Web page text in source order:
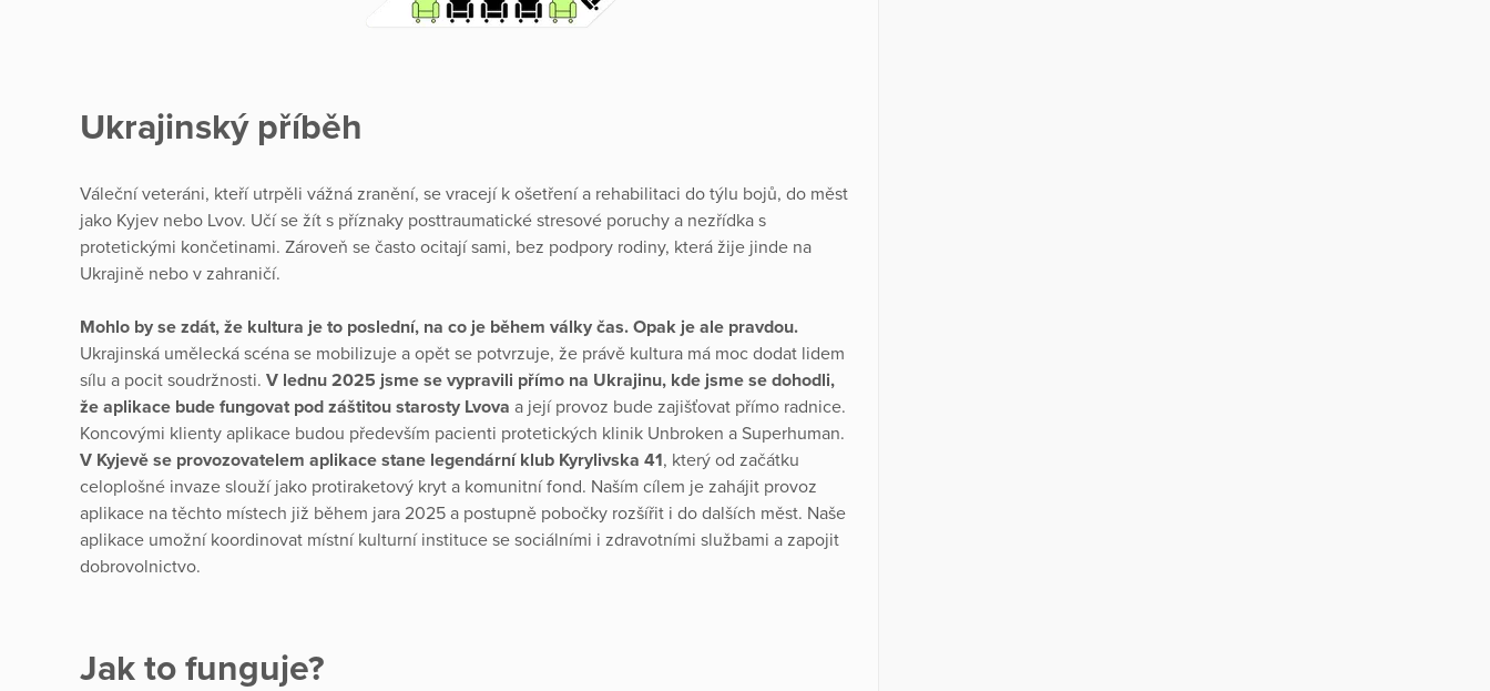
Ukrajinský příběh
Váleční veteráni, kteří utrpěli vážná zranění, se vracejí k ošetření a rehabilitaci do týlu bojů, do měst
jako Kyjev nebo Lvov. Učí se žít s příznaky posttraumatické stresové poruchy a nezřídka s
protetickými končetinami. Zároveň se často ocitají sami, bez podpory rodiny, která žije jinde na
Ukrajině nebo v zahraničí.
Mohlo by se zdát, že kultura je to poslední, na co je během války čas. Opak je ale pravdou.
Ukrajinská umělecká scéna se mobilizuje a opět se potvrzuje, že právě kultura má moc dodat lidem
sílu a pocit soudržnosti. V lednu 2025 jsme se vypravili přímo na Ukrajinu, kde jsme se dohodli,
že aplikace bude fungovat pod záštitou starosty Lvova a její provoz bude zajišťovat přímo radnice.
Koncovými klienty aplikace budou především pacienti protetických klinik Unbroken a Superhuman.
V Kyjevě se provozovatelem aplikace stane legendární klub Kyrylivska 41, který od začátku
celoplošné invaze slouží jako protiraketový kryt a komunitní fond. Naším cílem je zahájit provoz
aplikace na těchto místech již během jara 2025 a postupně pobočky rozšířit i do dalších měst. Naše
aplikace umožní koordinovat místní kulturní instituce se sociálními i zdravotními službami a zapojit
dobrovolnictvo.
Jak to funguje?